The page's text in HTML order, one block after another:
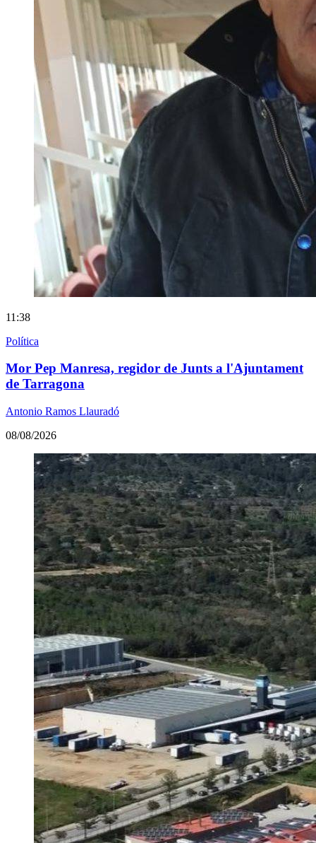
11:38
Política
Mor Pep Manresa, regidor de Junts a l'Ajuntament
de Tarragona
Antonio Ramos Llauradó
08/08/2026